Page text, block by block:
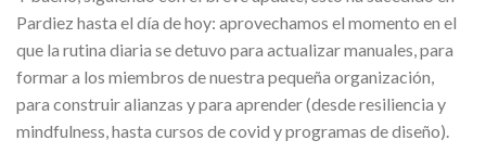
Pardiez hasta el día de hoy: aprovechamos el momento en el
que la rutina diaria se detuvo para actualizar manuales, para
formar a los miembros de nuestra pequeña organización,
para construir alianzas y para aprender (desde resiliencia y
mindfulness, hasta cursos de covid y programas de diseño).